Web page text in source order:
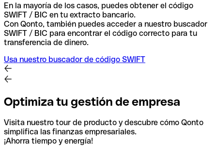
En la mayoría de los casos, puedes obtener el código
SWIFT / BIC en tu extracto bancario.
Con Qonto, también puedes acceder a nuestro buscador
SWIFT / BIC para encontrar el código correcto para tu
transferencia de dinero.
Usa nuestro buscador de código SWIFT
Optimiza tu gestión de empresa
Visita nuestro tour de producto y descubre cómo Qonto
simplifica las finanzas empresariales.
¡Ahorra tiempo y energía!